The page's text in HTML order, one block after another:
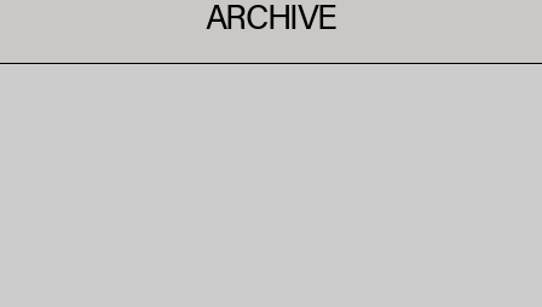
ARCHIVE